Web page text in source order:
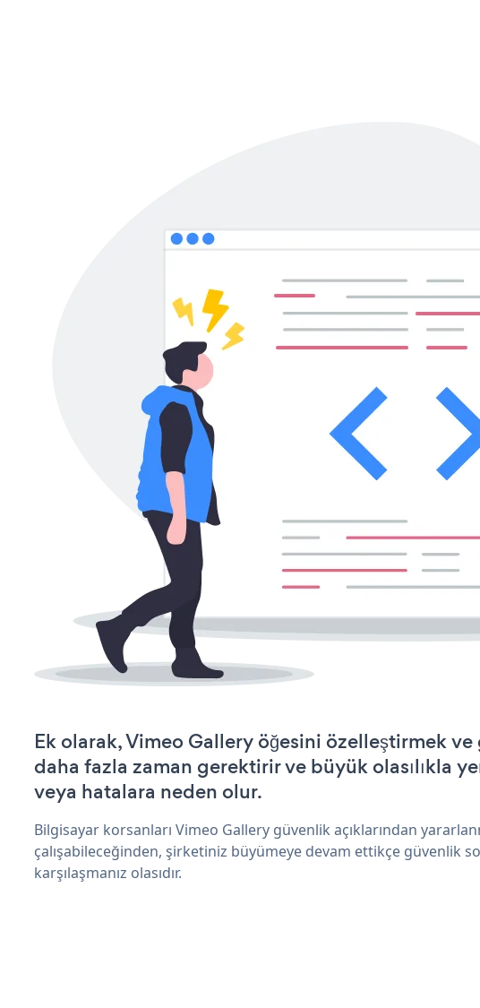
Ek olarak, Vimeo Gallery öğesini özelleştirmek
daha fazla zaman gerektirir ve büyük olasılıkla
veya hatalara neden olur.
Bilgisayar korsanları Vimeo Gallery güvenlik açıklarından
çalışabileceğinden, şirketiniz büyümeye devam ettikçe güvenlik
karşılaşmanız olasıdır.